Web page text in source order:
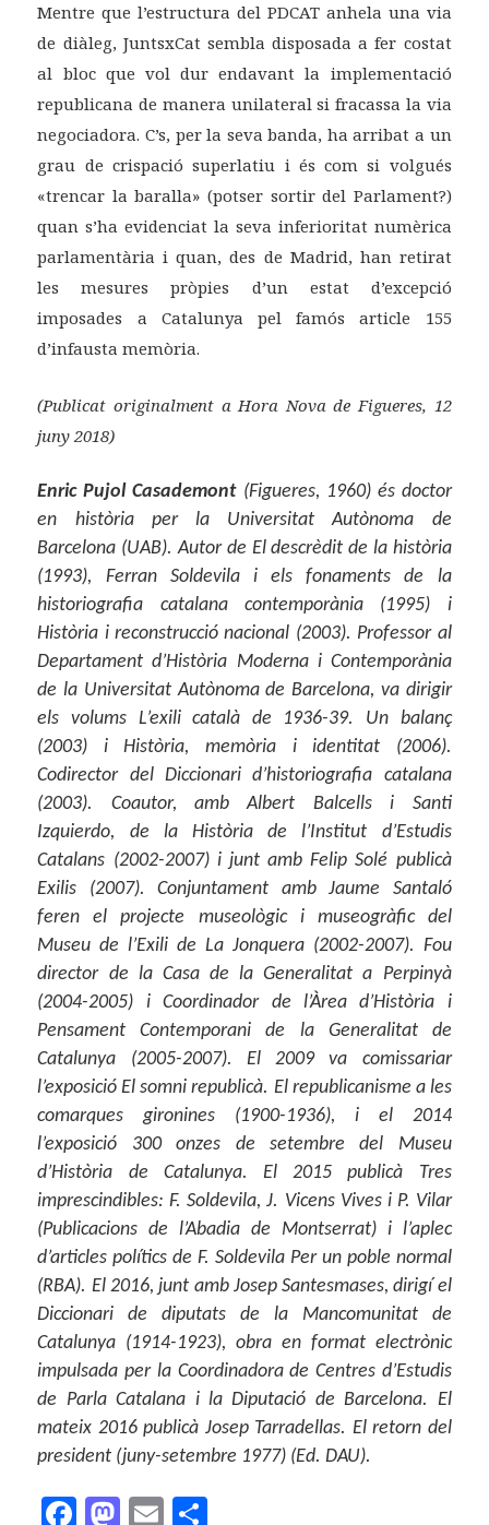
Mentre que l’estructura del PDCAT anhela una via
de diàleg, JuntsxCat sembla disposada a fer costat
al bloc que vol dur endavant la implementació
republicana de manera unilateral si fracassa la via
negociadora. C’s, per la seva banda, ha arribat a un
grau de crispació superlatiu i és com si volgués
«trencar la baralla» (potser sortir del Parlament?)
quan s’ha evidenciat la seva inferioritat numèrica
parlamentària i quan, des de Madrid, han retirat
les mesures pròpies d’un estat d’excepció
imposades a Catalunya pel famós article 155
d’infausta memòria.
(Publicat originalment a Hora Nova de Figueres, 12
juny 2018)
Enric Pujol Casademont (Figueres, 1960) és doctor
en història per la Universitat Autònoma de
Barcelona (UAB). Autor de El descrèdit de la història
(1993), Ferran Soldevila i els fonaments de la
historiografia catalana contemporània (1995) i
Història i reconstrucció nacional (2003). Professor al
Departament d’Història Moderna i Contemporània
de la Universitat Autònoma de Barcelona, va dirigir
els volums L’exili català de 1936-39. Un balanç
(2003) i Història, memòria i identitat (2006).
Codirector del Diccionari d’historiografia catalana
(2003). Coautor, amb Albert Balcells i Santi
Izquierdo, de la Història de l’Institut d’Estudis
Catalans (2002-2007) i junt amb Felip Solé publicà
Exilis (2007). Conjuntament amb Jaume Santaló
feren el projecte museològic i museogràfic del
Museu de l’Exili de La Jonquera (2002-2007). Fou
director de la Casa de la Generalitat a Perpinyà
(2004-2005) i Coordinador de l’Àrea d’Història i
Pensament Contemporani de la Generalitat de
Catalunya (2005-2007). El 2009 va comissariar
l’exposició El somni republicà. El republicanisme a les
comarques gironines (1900-1936), i el 2014
l’exposició 300 onzes de setembre del Museu
d’Història de Catalunya. El 2015 publicà Tres
imprescindibles: F. Soldevila, J. Vicens Vives i P. Vilar
(Publicacions de l’Abadia de Montserrat) i l’aplec
d’articles polítics de F. Soldevila Per un poble normal
(RBA). El 2016, junt amb Josep Santesmases, dirigí el
Diccionari de diputats de la Mancomunitat de
Catalunya (1914-1923), obra en format electrònic
impulsada per la Coordinadora de Centres d’Estudis
de Parla Catalana i la Diputació de Barcelona. El
mateix 2016 publicà Josep Tarradellas. El retorn del
president (juny-setembre 1977) (Ed. DAU).
F M E